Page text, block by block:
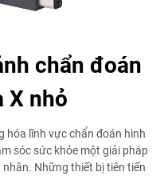
chẩn đoán
X nhỏ
hóa lĩnh vực chẩn đoán hình
sóc sức khỏe một giải pháp
nhân. Những thiết bị tiên tiến